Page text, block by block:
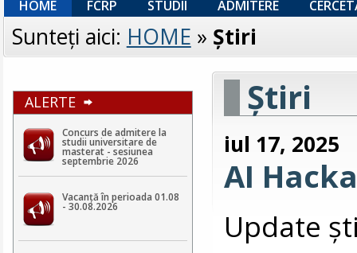
HOME FCRP STUDII ADMITERE
Sunteţi aici: HOME » Ştiri
ALERTE
Concurs de admitere la
studii universitare de
masterat - sesiunea
septembrie 2026
Vacanță în perioada 01.08
- 30.08.2026
Ştiri
iul 17, 2025
AI
Update